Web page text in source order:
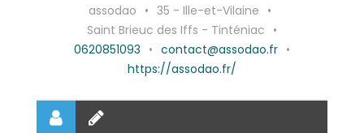
assodao • 35 - Ille-et-Vilaine •
Saint Brieuc des Iffs - Tinténiac •
0620851093 • contact@assodao.fr •
https://assodao.fr/